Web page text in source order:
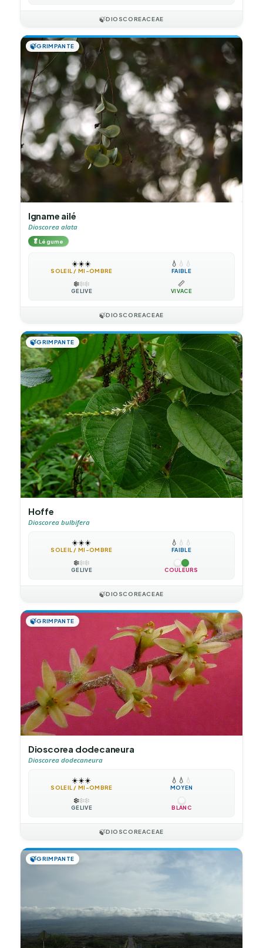
🍃DIOSCOREACEAE
🍃GRIMPANTE
Igname ailé
Dioscorea alata
🥬Légume
☀️☀️☀️
SOLEIL / MI-OMBRE
💧 💧 💧
FAIBLE
❄️❄️❄️
GÉLIVE
📏
VIVACE
🍃DIOSCOREACEAE
🍃GRIMPANTE
Hoffe
Dioscorea bulbifera
☀️☀️☀️
SOLEIL / MI-OMBRE
💧 💧 💧
FAIBLE
❄️❄️❄️
GÉLIVE COULEURS
🍃DIOSCOREACEAE
🍃GRIMPANTE
Dioscorea dodecaneura
Dioscorea dodecaneura
☀️☀️☀️
SOLEIL / MI-OMBRE
💧 💧 💧
MOYEN
❄️❄️❄️
GÉLIVE BLANC
🍃DIOSCOREACEAE
🍃GRIMPANTE